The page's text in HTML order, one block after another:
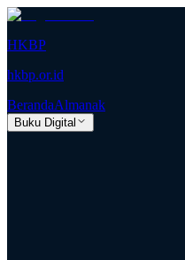
HKBP
hkbp.or.id
BerandaAlmanak
Buku Digital